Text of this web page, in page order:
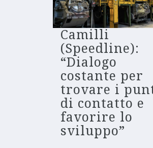
Camilli
(Speedline):
“Dialogo
costante per
trovare i
di contatto e
favorire lo
sviluppo”